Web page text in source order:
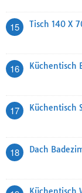
15 Tisch 140 X
16 Küchentisch
17 Küchentisch
18 Dach